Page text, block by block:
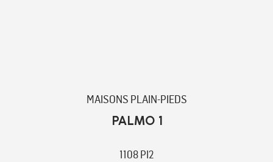
MAISONS PLAIN-PIEDS
PALMO 1
1108 PI2